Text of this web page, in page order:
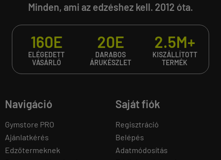
Minden, ami az edzéshez kell. 2012 óta.
160E
ELÉGEDETT
VÁSÁRLÓ
20E
DARABOS
ÁRUKÉSZLET
2.5M+
KISZÁLLÍTOTT
TERMÉK
Navigáció
Gymstore PRO
Ajánlatkérés
Edzőtermeknek
Saját fiók
Regisztráció
Belépés
Adatmódosítás